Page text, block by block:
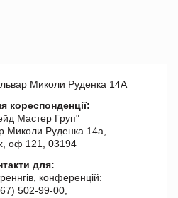
Миколи Руденка 14А
кореспонденції:
Мастер Груп"
Миколи Руденка 14а,
оф 121, 03194
для:
конференцій:
502-99-00,